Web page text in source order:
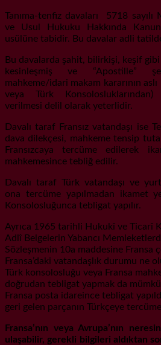
Tanıma-tenfiz davaları 5718
ve Usul Hukuku Hakkında
usülüne tabidir. Bu davalar adli
Bu davalarda şahit, bilirkişi, keşif
kesinleşmiş ve “Apostille”
mahkeme/idari makam kararının
veya Türk
verilmesi delil olarak yeterlidir.
Davalı taraf Fransız vatandaşı ise
dava dilekçesi, mahkeme tensip
Fransızcaya tercüme edilerek
mahkemesince tebliğ edilir.
Davalı taraf Türk vatandaşı ve
ona tercüme yapılmadan ikamet
Konsolosluğunca tebligat yapılır.
Ayrıca 1965 tarihli Hukukî ve Ticarî
Adlî Belgelerin Yabancı
Sözleşmenin 10a maddesine Fransa
Fransa’daki vatandaşlık durumu ne
Türk konsolosluğu veya Fransa
doğrudan tebligat yapmak da
Fransa posta idareince tebligat
geri gelen parçanın Türkçeye
Fransa’nın veya Avrupa’nın
ulaşabilir, gerekli bilgileri aldıktan